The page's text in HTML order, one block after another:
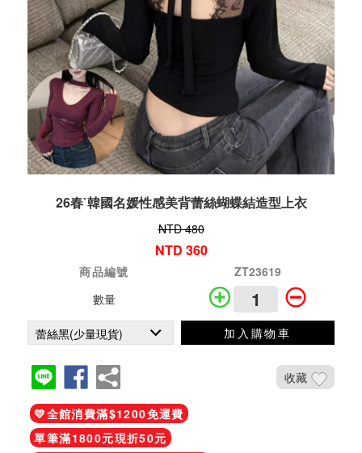
26春`韓國名媛性感美背蕾絲蝴蝶結造型上衣
NTD 480
NTD 360
商品編號
ZT23619
數量
加入購物車
收藏
💛全館消費滿$1200免運費
單筆滿1800元現折50元